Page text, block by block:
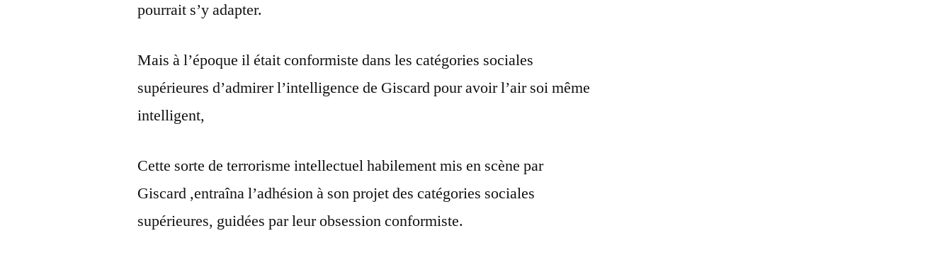
pourrait s’y adapter.
Mais à l’époque il était conformiste dans les catégories sociales
supérieures d’admirer l’intelligence de Giscard pour avoir l’air soi même
intelligent,
Cette sorte de terrorisme intellectuel habilement mis en scène par
Giscard ,entraîna l’adhésion à son projet des catégories sociales
supérieures, guidées par leur obsession conformiste.